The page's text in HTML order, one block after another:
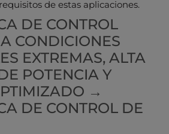
de estas aplicaciones.
DE CONTROL
CONDICIONES
EXTREMAS, ALTA
POTENCIA Y
→
DE CONTROL DE